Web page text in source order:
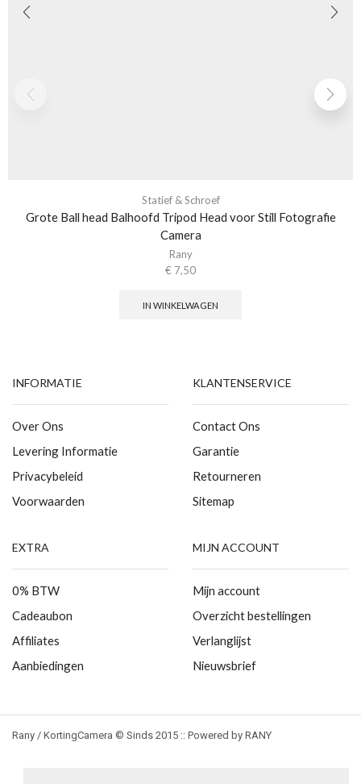
Statief & Schroef
Grote Ball head Balhoofd Tripod Head voor Still Fotografie
Camera
Rany
€ 7,50
IN WINKELWAGEN
INFORMATIE
Over Ons
Levering Informatie
Privacybeleid
Voorwaarden
KLANTENSERVICE
Contact Ons
Garantie
Retourneren
Sitemap
EXTRA
0% BTW
Cadeaubon
Affiliates
Aanbiedingen
MIJN ACCOUNT
Mijn account
Overzicht bestellingen
Verlanglijst
Nieuwsbrief
Rany / KortingCamera © Sinds 2015 :: Powered by RANY